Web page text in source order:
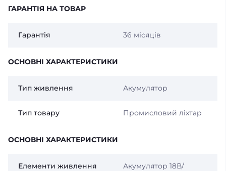
ГАРАНТІЯ НА ТОВАР
Гарантія 36 місяців
ОСНОВНІ ХАРАКТЕРИСТИКИ
Тип живлення Акумулятор
Тип товару Промисловий ліхтар
ОСНОВНІ ХАРАКТЕРИСТИКИ
Елементи живлення
Акумулятор 18В/